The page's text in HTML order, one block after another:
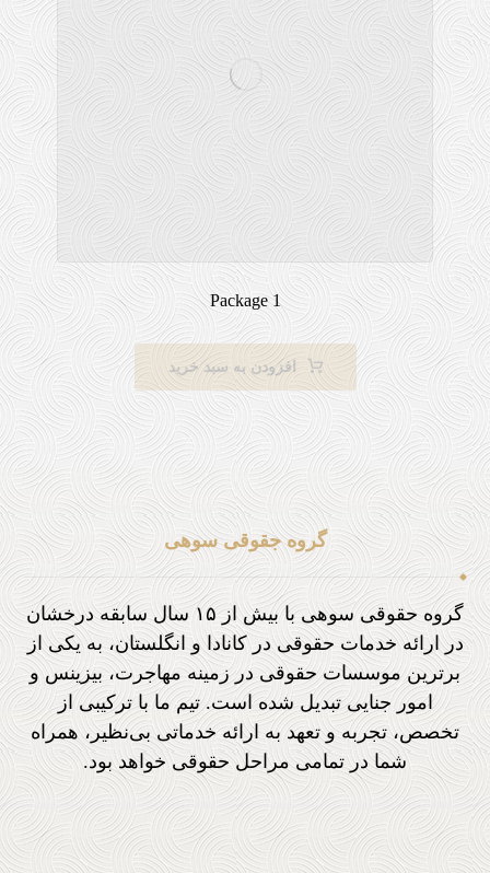
Package 1
افزودن به سبد خرید
گروه جقوقی سوهی
گروه حقوقی سوهی با بیش از ۱۵ سال سابقه درخشان
در ارائه خدمات حقوقی در کانادا و انگلستان، به یکی از
برترین موسسات حقوقی در زمینه مهاجرت، بیزینس و
امور جنایی تبدیل شده است. تیم ما با ترکیبی از
تخصص، تجربه و تعهد به ارائه خدماتی بی‌نظیر، همراه
شما در تمامی مراحل حقوقی خواهد بود.
تماس با ما : 9797 877 833 1+